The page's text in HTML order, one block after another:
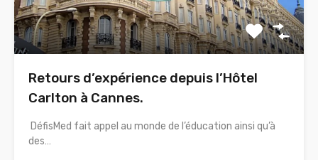
Retours d’expérience depuis l’Hôtel
Carlton à Cannes.
DéfisMed fait appel au monde de l’éducation ainsi qu’à
des…